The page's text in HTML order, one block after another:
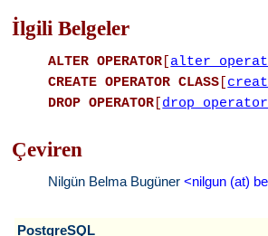
İlgili Belgeler
ALTER OPERATOR
CREATE OPERATOR CLASS
DROP OPERATOR
Çeviren
Nilgün Belma Bugüner<nilgun (at)
PostgreSQL